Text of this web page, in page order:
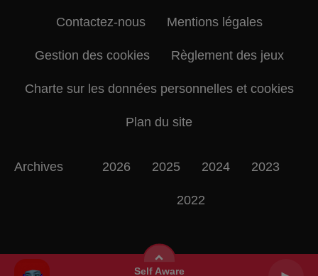
Self Aware
Contactez-nous Mentions légales
Gestion des cookies Règlement des jeux
Charte sur les données personnelles et cookies
Plan du site
Archives 2026 2025 2024 2023
2022